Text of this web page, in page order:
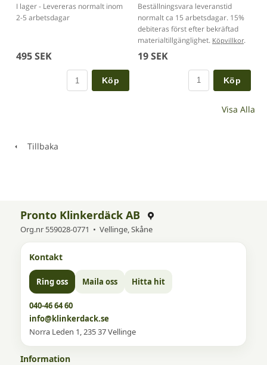
I lager - Levereras normalt inom
2-5 arbetsdagar
495 SEK
Köp
Beställningsvara leveranstid
normalt ca 15 arbetsdagar. 15%
debiteras först efter bekräftad
materialtillgänglighet. Köpvillkor.
19 SEK
Köp
Visa Alla
Tillbaka
Pronto Klinkerdäck AB
Org.nr 559028-0771 • Vellinge, Skåne
Kontakt
Ring oss Maila oss Hitta hit
040-46 64 60
info@klinkerdack.se
Norra Leden 1, 235 37 Vellinge
Information